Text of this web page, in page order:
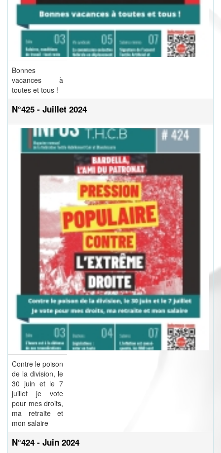
Bonnes
vacances à
toutes et tous !
N°425 - Juillet 2024
Contre le poison
de la division, le
30 juin et le 7
juillet je vote
pour mes droits,
ma retraite et
mon salaire
N°424 - Juin 2024